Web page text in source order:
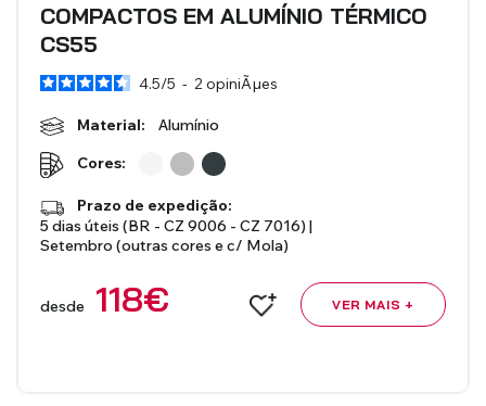
COMPACTOS EM ALUMÍNIO TÉRMICO
CS55
4.5/5 - 2 opiniÃµes
Material:
Alumínio
Cores:
Prazo de expedição:
5 dias úteis (BR - CZ 9006 - CZ 7016) |
Setembro (outras cores e c/ Mola)
desde 118€ VER MAIS +